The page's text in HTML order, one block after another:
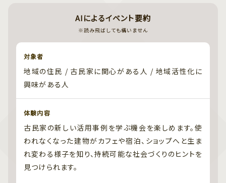
AIによるイベント要約
※読み飛ばしても構いません
対象者
地域の住民 / 古民家に関心がある人 / 地域活性化に
興味がある人
体験内容
古民家の新しい活用事例を学ぶ機会を楽しめます。使
われなくなった建物がカフェや宿泊、ショップへと生ま
れ変わる様子を知り、持続可能な社会づくりのヒントを
見つけられます。